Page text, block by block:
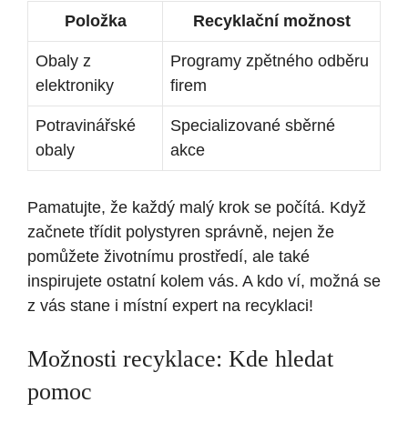
Položka Recyklační možnost
Obaly z
elektroniky
Programy zpětného odběru
firem
Potravinářské
obaly
Specializované sběrné
akce
Pamatujte, že každý malý krok se počítá. Když
začnete třídit polystyren správně, nejen že
pomůžete životnímu prostředí, ale také
inspirujete ostatní kolem vás. A kdo ví, možná se
z vás stane i místní expert na recyklaci!
Možnosti recyklace: Kde hledat
pomoc